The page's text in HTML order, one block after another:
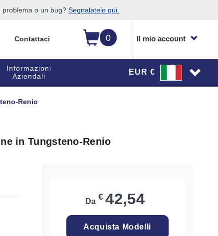
problema o un bug? Segnalatelo qui.
0 Il mio account
Contattaci
Informazioni
Aziendali
EUR €
Renio
in Tungsteno-Renio
Da € 42,54
Acquista Modelli